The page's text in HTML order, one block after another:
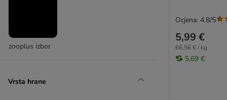
Vitakraft
Yarrah
Paste
zooplus izbor
Vrsta hrane
5,99 €
66,56 € / kg
5,69 €
Ocjena: 4.8/5